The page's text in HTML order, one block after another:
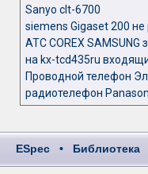
Sanyo clt-6700
siemens Gigaset 200 не
АТС COREX SAMSUNG
на kx-tcd435ru
Проводной телефон
радиотелефон
ESpec • Библиотека